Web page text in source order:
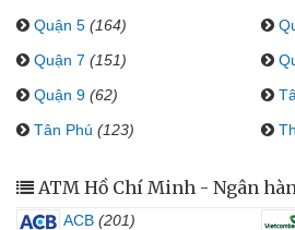
Quận 5 (164)
Quận 7 (151)
Quận 9 (62)
Tân Phú (123)
ATM Hồ Chí Minh - Ngân
ACB (201)